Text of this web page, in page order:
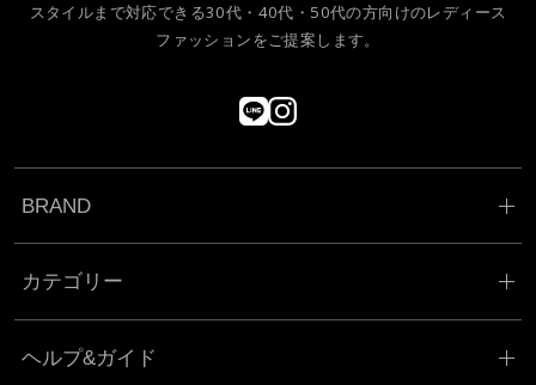
スタイルまで対応できる30代・40代・50代の方向けのレディース
ファッションをご提案します。
BRAND
カテゴリー
ヘルプ&ガイド